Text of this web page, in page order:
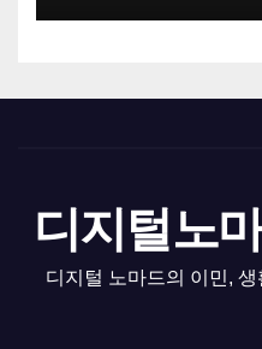
디지털노
디지털 노마드의 이민,